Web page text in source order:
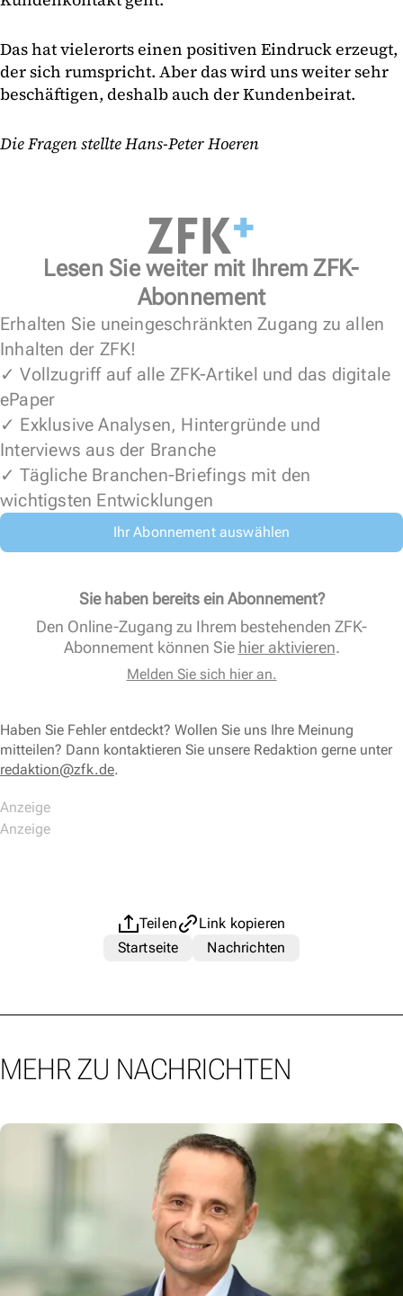
Das hat vielerorts einen positiven Eindruck erzeugt,
der sich rumspricht. Aber das wird uns weiter sehr
beschäftigen, deshalb auch der Kundenbeirat.
Die Fragen stellte Hans-Peter Hoeren
Lesen Sie weiter mit Ihrem ZFK-
Abonnement
Erhalten Sie uneingeschränkten Zugang zu allen
Inhalten der ZFK!
✓ Vollzugriff auf alle ZFK-Artikel und das digitale
ePaper
✓ Exklusive Analysen, Hintergründe und
Interviews aus der Branche
✓ Tägliche Branchen-Briefings mit den
wichtigsten Entwicklungen
Ihr Abonnement auswählen
Sie haben bereits ein Abonnement?
Den Online-Zugang zu Ihrem bestehenden ZFK-
Abonnement können Sie hier aktivieren.
Melden Sie sich hier an.
Haben Sie Fehler entdeckt? Wollen Sie uns Ihre Meinung
mitteilen? Dann kontaktieren Sie unsere Redaktion gerne unter
redaktion@zfk.de.
Teilen
Link kopieren
Startseite
Nachrichten
MEHR ZU NACHRICHTEN